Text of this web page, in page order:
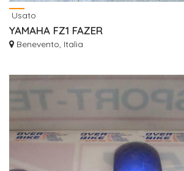
Usato
YAMAHA FZ1 FAZER
Benevento, Italia